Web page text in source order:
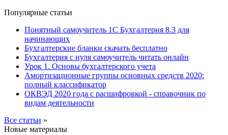
Популярные статьи
Понятный самоучитель 1С Бухгалтерия 8.3 для
начинающих
Бухгалтерские бланки скачать бесплатно
Бухгалтерия с нуля самоучитель читать онлайн
Урок 1. Основы бухгалтерского учета
Амортизационные группы основных средств 2020:
полный классификатор
ОКВЭД 2020 года с расшифровкой - справочник по
видам деятельности
Все статьи »
Новые материалы